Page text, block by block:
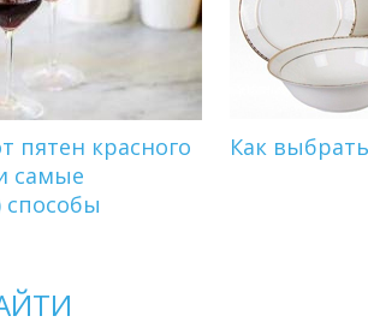
пятен красного
самые
способы
Как